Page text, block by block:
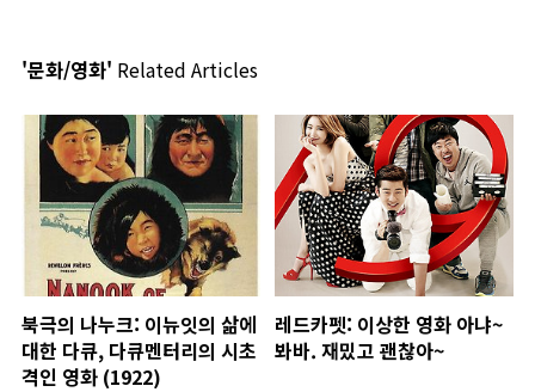
'문화/영화' Related Articles
북극의 나누크: 이뉴잇의 삶에
대한 다큐, 다큐멘터리의 시초
격인 영화 (1922)
레드카펫: 이상한 영화 아냐~
봐바. 재밌고 괜찮아~